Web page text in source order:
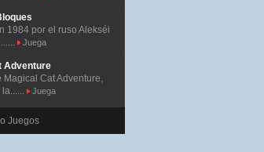
1984 por el ruso Alekséi
Juega
Adventure
Magical Cat Adventure,
Juega
Juegos